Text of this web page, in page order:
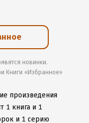
новинки.
Книги «Избранное»
произведения
1 книга и 1
и 1 серию